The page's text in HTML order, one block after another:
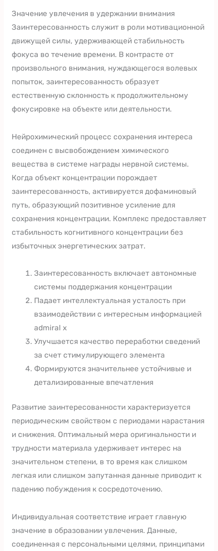
Значение увлечения в удержании внимания
Заинтересованность служит в роли мотивационной
движущей силы, удерживающей стабильность
фокуса во течение времени. В контрасте от
произвольного внимания, нуждающегося волевых
попыток, заинтересованность образует
естественную склонность к продолжительному
фокусировке на объекте или деятельности.
Нейрохимический процесс сохранения интереса
соединен с высвобождением химического
вещества в системе награды нервной системы.
Когда объект концентрации порождает
заинтересованность, активируется дофаминовый
путь, образующий позитивное усиление для
сохранения концентрации. Комплекс предоставляет
стабильность когнитивного концентрации без
избыточных энергетических затрат.
Заинтересованность включает автономные
системы поддержания концентрации
Падает интеллектуальная усталость при
взаимодействии с интересным информацией
admiral x
Улучшается качество переработки сведений
за счет стимулирующего элемента
Формируются значительнее устойчивые и
детализированные впечатления
Развитие заинтересованности характеризуется
периодическим свойством с периодами нарастания
и снижения. Оптимальный мера оригинальности и
трудности материала удерживает интерес на
значительном степени, в то время как слишком
легкая или слишком запутанная данные приводит к
падению побуждения к сосредоточению.
Индивидуальная соответствие играет главную
значение в образовании увлечения. Данные,
соединенная с персональными целями, принципами